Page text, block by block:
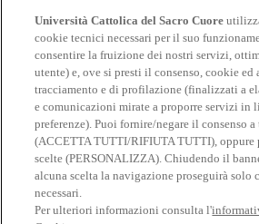
Biblioteca
Librerie
EduCatt
CV Online
Albo Fornitori
Bandi e Gare
Verifica certificati e autocertificazioni
Seguici su:
Seguici su Facebook
Seguici su 𝕏
Seguici su Linkedin
Università Cattolica del Sacro Cuore
cookie tecnici necessari per il suo
consentire la fruizione dei nostri servizi,
utente) e, ove si presti il consenso, cookie
tracciamento e di profilazione (finalizzati a
e comunicazioni mirate a proporre servizi in
preferenze). Puoi fornire/negare il consenso
(ACCETTA TUTTI/RIFIUTA TUTTI), oppure
scelte (PERSONALIZZA). Chiudendo il
alcuna scelta la navigazione proseguirà solo
necessari.
Per ulteriori informazioni consulta l'